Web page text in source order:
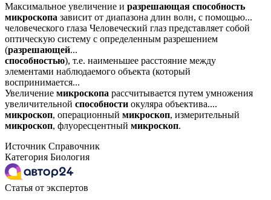
Максимальное увеличение и разрешающая способность
микроскопа зависит от диапазона длин волн, с помощью...
человеческого глаза Человеческий глаз представляет собой
оптическую систему с определенным разрешением
(разрешающей...
способностью), т.е. наименьшее расстояние между
элементами наблюдаемого объекта (который
воспринимается...
Увеличение микроскопа рассчитывается путем умножения
увеличительной способности окуляра объектива....
микроскоп, операционный микроскоп, измерительный
микроскоп, флуоресцентный микроскоп.
Источник Справочник
Категория Биология
Статья от экспертов